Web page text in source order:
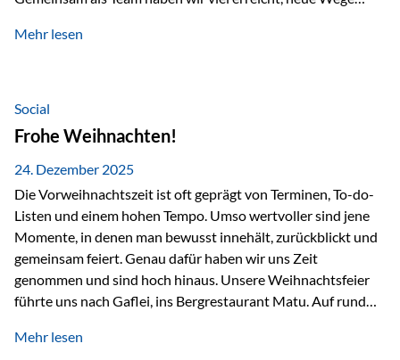
Veranstaltungen wie der Schnifisschnauf, aber auch unsere
starkes Miteinander ist. Neben diesen gemeinsamen
Erlebnissen konnten wir…
Mehr lesen
Social
Frohe Weihnachten!
24. Dezember 2025
Die Vorweihnachtszeit ist oft geprägt von Terminen, To-do-
Listen und einem hohen Tempo. Umso wertvoller sind jene
Momente, in denen man bewusst innehält, zurückblickt und
gemeinsam feiert. Genau dafür haben wir uns Zeit
genommen und sind hoch hinaus. Unsere Weihnachtsfeier
führte uns nach Gaflei, ins Bergrestaurant Matu. Auf rund
beeindruckendes Panorama, sondern auch etwas, das im
Mehr lesen